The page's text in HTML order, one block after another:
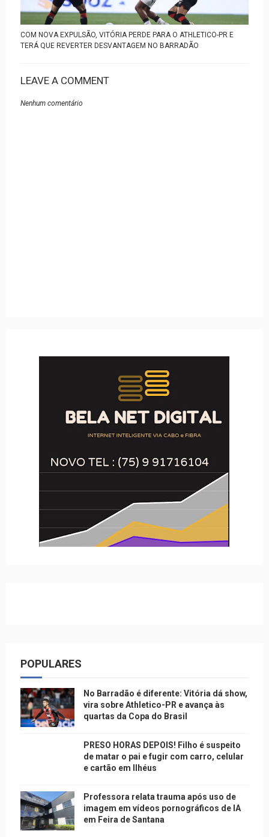
COM NOVA EXPULSÃO, VITÓRIA PERDE PARA O ATHLETICO-PR E
TERÁ QUE REVERTER DESVANTAGEM NO BARRADÃO
LEAVE A COMMENT
Nenhum comentário
POPULARES
No Barradão é diferente: Vitória dá show,
vira sobre Athletico-PR e avança às
quartas da Copa do Brasil
PRESO HORAS DEPOIS! Filho é suspeito
de matar o pai e fugir com carro, celular
e cartão em Ilhéus
Professora relata trauma após uso de
imagem em vídeos pornográficos de IA
em Feira de Santana